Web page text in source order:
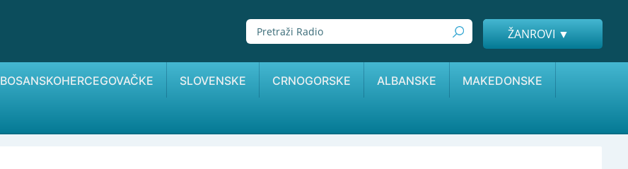
ŽANROVI ▼
BOSANSKOHERCEGOVAČKE SLOVENSKE CRNOGORSKE ALBANSKE MAKEDONSKE